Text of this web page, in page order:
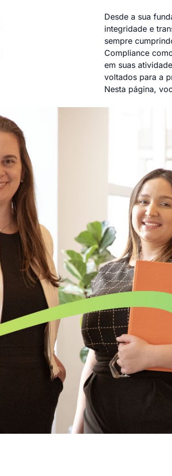
Desde a sua
integridade e
sempre
Compliance
em suas
voltados para a
Nesta página,